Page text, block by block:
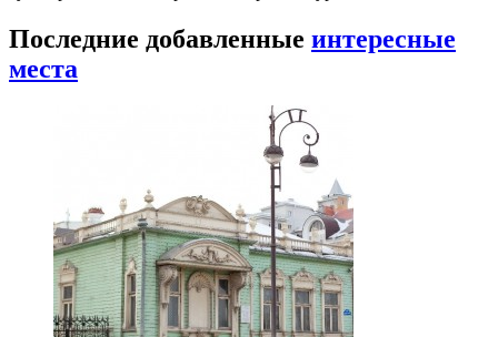
Последние добавленные интересные
места